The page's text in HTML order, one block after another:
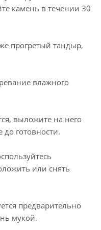
камень в течении 30
прогретый тандыр,
влажного
выложите на него
готовности.
или снять
предварительно
мукой.